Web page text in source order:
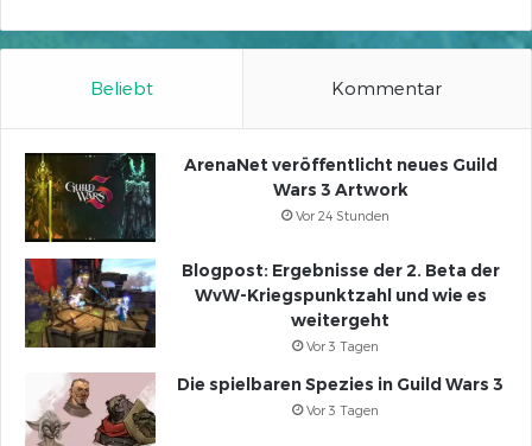
Beliebt Kommentar
ArenaNet veröffentlicht neues Guild
Wars 3 Artwork
Vor 24 Stunden
Blogpost: Ergebnisse der 2. Beta der
WvW-Kriegspunktzahl und wie es
weitergeht
Vor 3 Tagen
Die spielbaren Spezies in Guild Wars 3
Vor 3 Tagen